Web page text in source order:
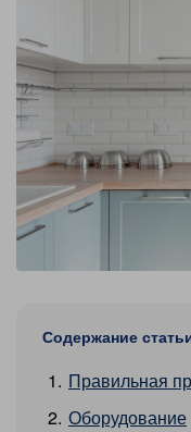
Содержание
Правильная
Оборудование